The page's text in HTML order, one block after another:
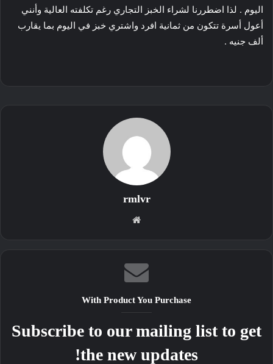
اليوم . لذا اضطررنا لشراء الخبز التجاري رغم تكلفته العالية وأنني
أعول أسرة تتكون من ثمانية افرد واشتري خبز في اليوم بما يقارب
ألف جنيه .
rmlvr
With Product You Purchase
Subscribe to our mailing list to get
the new updates!